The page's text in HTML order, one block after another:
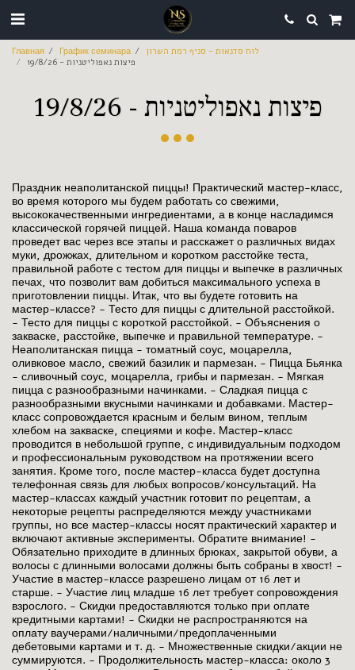
Главная График семинара
לוח סדנאות - סניף רמת השרון
פיצות נאפוליטניות - 19/8/26
פיצות נאפוליטניות - 19/8/26
Праздник неаполитанской пиццы! Практический мастер-класс,
во время которого мы будем работать со свежими,
высококачественными ингредиентами, а в конце насладимся
классической горячей пиццей. Наша команда поваров
проведет вас через все этапы и расскажет о различных видах
муки, дрожжах, длительном и коротком расстойке теста,
правильной работе с тестом для пиццы и выпечке в различных
печах, что позволит вам добиться максимального успеха в
приготовлении пиццы. Итак, что вы будете готовить на
мастер-классе? - Тесто для пиццы с длительной расстойкой.
- Тесто для пиццы с короткой расстойкой. - Объяснения о
закваске, расстойке, выпечке и правильной температуре. -
Неаполитанская пицца - томатный соус, моцарелла,
оливковое масло, свежий базилик и пармезан. - Пицца Бьянка
- сливочный соус, моцарелла, грибы и пармезан. - Мягкая
пицца с разнообразными начинками. - Сладкая пицца с
разнообразными вкусными начинками и добавками. Мастер-
класс сопровождается красным и белым вином, теплым
хлебом на закваске, специями и кофе. Мастер-класс
проводится в небольшой группе, с индивидуальным подходом
и профессиональным руководством на протяжении всего
занятия. Кроме того, после мастер-класса будет доступна
телефонная связь для любых вопросов/консультаций. На
мастер-классах каждый участник готовит по рецептам, а
некоторые рецепты распределяются между участниками
группы, но все мастер-классы носят практический характер и
включают активные эксперименты. Обратите внимание! -
Обязательно приходите в длинных брюках, закрытой обуви, а
волосы с длинными волосами должны быть собраны в хвост! -
Участие в мастер-классе разрешено лицам от 16 лет и
старше. - Участие лиц младше 16 лет требует сопровождения
взрослого. - Скидки предоставляются только при оплате
кредитными картами! - Скидки не распространяются на
оплату ваучерами/наличными/предоплаченными
дебетовыми картами и т. д. - Множественные скидки/акции не
суммируются. - Продолжительность мастер-класса: около 3